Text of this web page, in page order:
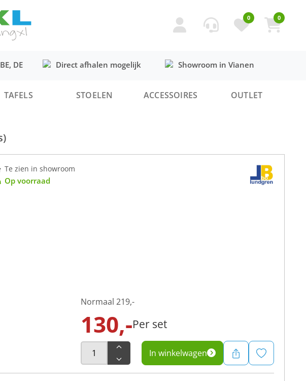
0 0
DE Direct afhalen mogelijk Showroom in Vianen
TAFELS STOELEN ACCESSOIRES OUTLET
Te zien in showroom
Op voorraad
Normaal 219,-
130,-Per set
In winkelwagen